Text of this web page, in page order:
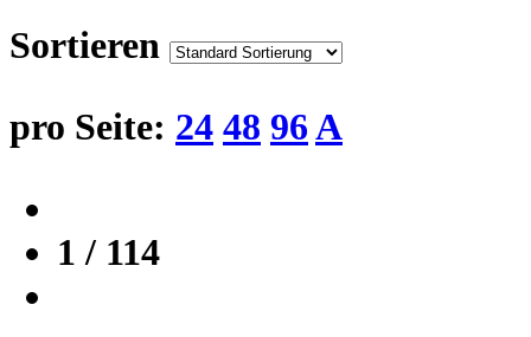
Sortieren
pro Seite: 24 48 96A
1 / 114